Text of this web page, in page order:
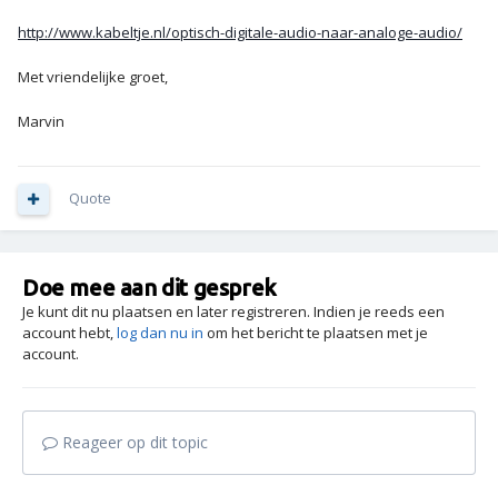
http://www.kabeltje.nl/optisch-digitale-audio-naar-analoge-audio/
Met vriendelijke groet,
Marvin
Quote
Doe mee aan dit gesprek
Je kunt dit nu plaatsen en later registreren. Indien je reeds een
account hebt,log dan nu in om het bericht te plaatsen met je
account.
Reageer op dit topic